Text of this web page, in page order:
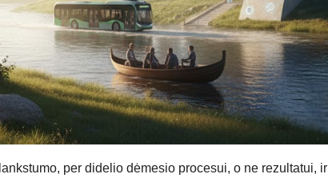
per didelio dėmesio procesui, o ne rezultatui, ir